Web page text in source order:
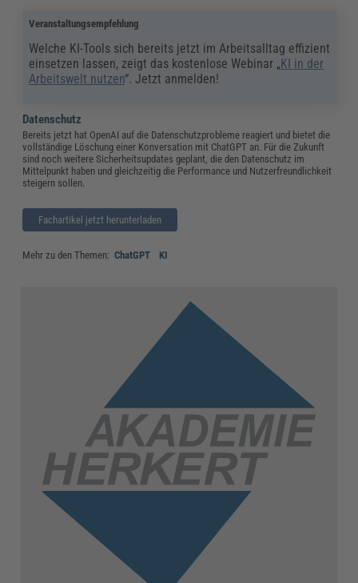
Veranstaltungsempfehlung
Welche KI-Tools sich bereits jetzt im Arbeitsalltag effizient
einsetzen lassen, zeigt das kostenlose Webinar „KI in der
Arbeitswelt nutzen“. Jetzt anmelden!
Datenschutz
Bereits jetzt hat OpenAI auf die Datenschutzprobleme reagiert und bietet die
vollständige Löschung einer Konversation mit ChatGPT an. Für die Zukunft
sind noch weitere Sicherheitsupdates geplant, die den Datenschutz im
Mittelpunkt haben und gleichzeitig die Performance und Nutzerfreundlichkeit
steigern sollen.
Fachartikel jetzt herunterladen
Mehr zu den Themen: ChatGPT KI